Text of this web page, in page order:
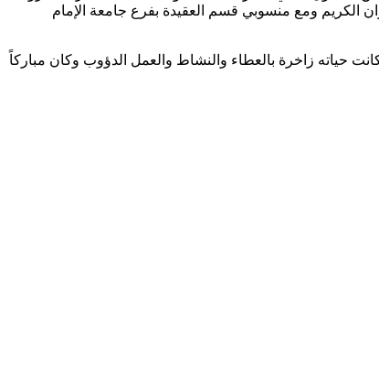
الكريم ومع منسوبي قسم العقيدة بفرع جامعة الإمام
حياته زاخرة بالعطاء والنشاط والعمل الدؤوب وكان مباركاً